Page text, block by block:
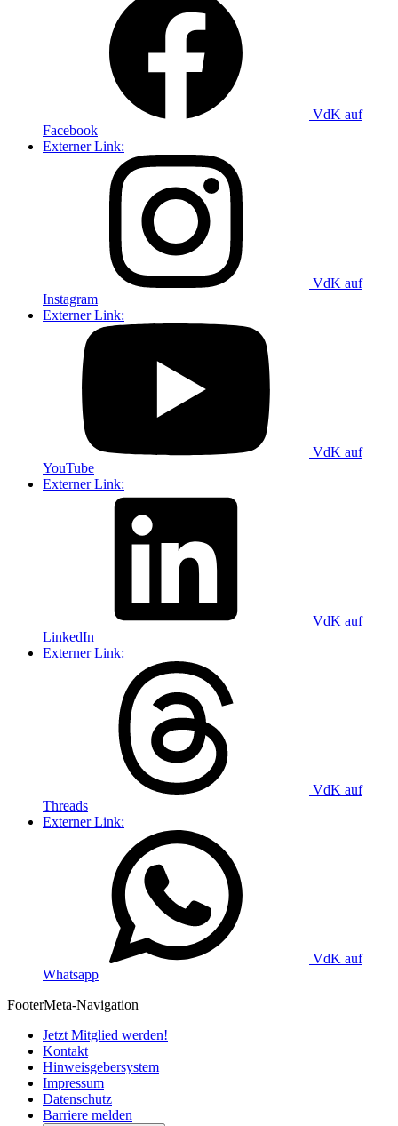
VdK auf
Facebook
Externer Link:
VdK auf
Instagram
Externer Link:
VdK auf
YouTube
Externer Link:
VdK auf
LinkedIn
Externer Link:
VdK auf
Threads
Externer Link:
VdK auf
Whatsapp
FooterMeta-Navigation
Jetzt Mitglied werden!
Kontakt
Hinweisgebersystem
Impressum
Datenschutz
Barriere melden